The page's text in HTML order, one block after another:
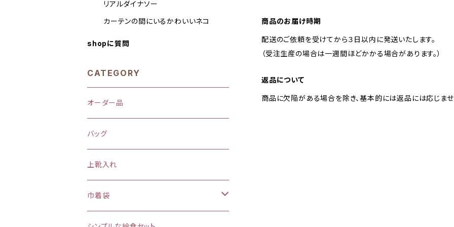
商品のお届け時期
配送のご依頼を受けてから３日以内に発送いたします。
（受注生産の場合は一週間ほどかかる場合があります。）
返品について
商品に欠陥がある場合を除き、基本的には返品には応じませ
リアルダイナソー
カーテンの間にいるかわいいネコ
shopに質問
CATEGORY
オーダー品
バッグ
上靴入れ
巾着袋